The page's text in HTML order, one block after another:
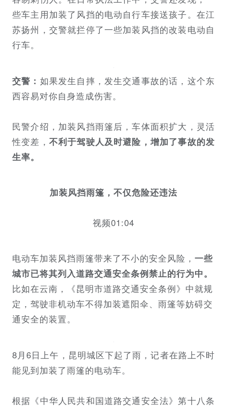
些车主用加装了风挡的电动自行车接送孩子。在江
苏扬州，交警就拦停了一些加装风挡的改装电动自
行车。
交警： 如果发生自摔，发生交通事故的话，这个东
西容易对你自身造成伤害。
民警介绍，加装风挡雨篷后，车体面积扩大，灵活
性变差， 不利于驾驶人及时避险，增加了事故的发
生率。
加装风挡雨篷，不仅危险还违法
视频01:04
电动车加装风挡雨篷带来了不小的安全风险， 一些
城市已将其列入道路交通安全条例禁止的行为中。
比如在云南，《昆明市道路交通安全条例》中就规
定，驾驶非机动车不得加装遮阳伞、雨篷等妨碍交
通安全的装置。
8月6日上午，昆明城区下起了雨，记者在路上不时
能见到加装了雨篷的电动车。
根据《中华人民共和国道路交通安全法》第十八条